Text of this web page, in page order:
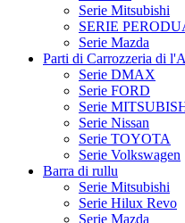
Serie Mitsubishi
SERIE
Serie Mazda
Parti di Carrozzeria di
Serie DMAX
Serie FORD
Serie
Serie Nissan
Serie TOYOTA
Serie Volkswagen
Barra di rullu
Serie Mitsubishi
Serie Hilux Revo
Serie Mazda